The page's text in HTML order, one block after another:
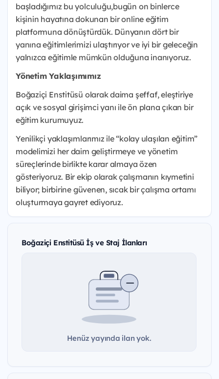
başladığımız bu yolculuğu,bugün on binlerce
kişinin hayatına dokunan bir online eğitim
platformuna dönüştürdük. Dünyanın dört bir
yanına eğitimlerimizi ulaştırıyor ve iyi bir geleceğin
yalnızca eğitimle mümkün olduğuna inanıyoruz.
Yönetim Yaklaşımımız
Boğaziçi Enstitüsü olarak daima şeffaf, eleştiriye
açık ve sosyal girişimci yanı ile ön plana çıkan bir
eğitim kurumuyuz.
Yenilikçi yaklaşımlarımız ile “kolay ulaşılan eğitim”
modelimizi her daim geliştirmeye ve yönetim
süreçlerinde birlikte karar almaya özen
gösteriyoruz. Bir ekip olarak çalışmanın kıymetini
biliyor; birbirine güvenen, sıcak bir çalışma ortamı
oluşturmaya gayret ediyoruz.
Boğaziçi Enstitüsü İş ve Staj İlanları
Henüz yayında ilan yok.